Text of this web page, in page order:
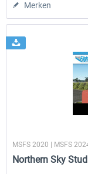
Merken
MSFS 2020 | MSFS
Northern Sky